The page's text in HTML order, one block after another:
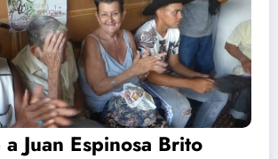
Juan Espinosa Brito